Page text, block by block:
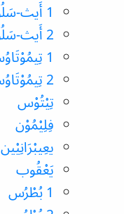
1 أَيث-سَلُوْنِيك
2 أَيث-سَلُوْنِيك
1 تِيمُوْتَاوُس
2 تِيمُوْتَاوُس
تِيْتُوْس
فِلِيْمُوْن
يعِيبْرَانِيْين
يَعْقُوب
1 بُطْرُس